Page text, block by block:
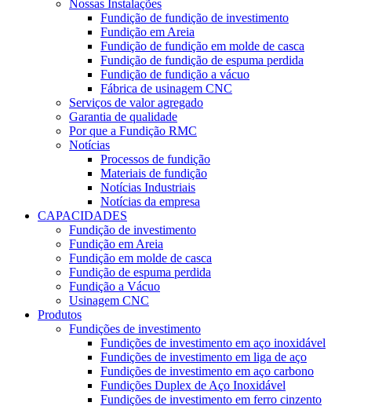
Nossas Instalações
Fundição de fundição de investimento
Fundição em Areia
Fundição de fundição em molde de casca
Fundição de fundição de espuma perdida
Fundição de fundição a vácuo
Fábrica de usinagem CNC
Serviços de valor agregado
Garantia de qualidade
Por que a Fundição RMC
Notícias
Processos de fundição
Materiais de fundição
Notícias Industriais
Notícias da empresa
CAPACIDADES
Fundição de investimento
Fundição em Areia
Fundição em molde de casca
Fundição de espuma perdida
Fundição a Vácuo
Usinagem CNC
Produtos
Fundições de investimento
Fundições de investimento em aço inoxidável
Fundições de investimento em liga de aço
Fundições de investimento em aço carbono
Fundições Duplex de Aço Inoxidável
Fundições de investimento em ferro cinzento